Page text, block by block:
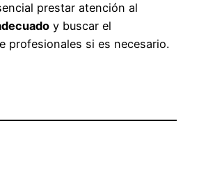
prestar atención al
y buscar el
profesionales si es necesario.